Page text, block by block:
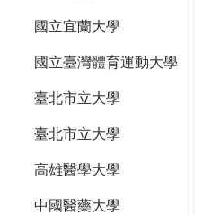
國立宜蘭大學
國立臺灣體育運動大學
臺北市立大學
臺北市立大學
高雄醫學大學
中國醫藥大學